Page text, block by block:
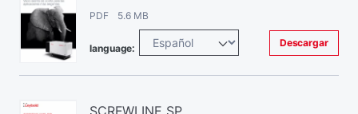
PDF 5.6 MB
language: Descargar
SCREWLINE SP